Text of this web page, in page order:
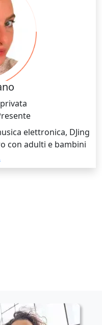
elettronica, DJing
con adulti e bambini
elettronica, le
Le mie lezioni
permettendo loro di
progetti musicali.
abilità creative in un
e stimolante